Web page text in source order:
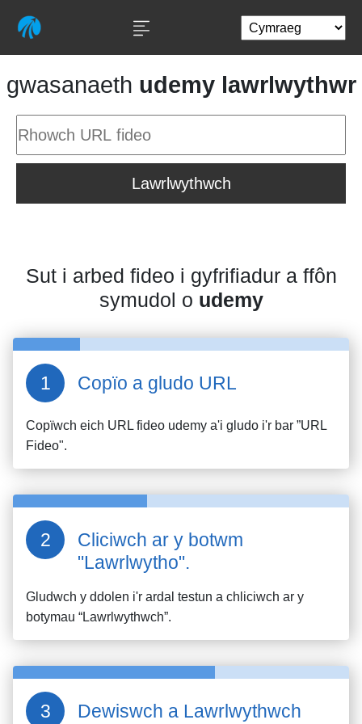
gwasanaeth udemy lawrlwythwr
Lawrlwythwch
Sut i arbed fideo i gyfrifiadur a ffôn
symudol o udemy
Copïo a gludo URL
Copïwch eich URL fideo udemy a'i gludo i'r bar ”URL
Fideo".
Cliciwch ar y botwm
"Lawrlwytho".
Gludwch y ddolen i'r ardal testun a chliciwch ar y
botymau “Lawrlwythwch”.
Dewiswch a Lawrlwythwch